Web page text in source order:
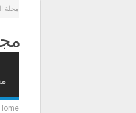
مجلة
Home